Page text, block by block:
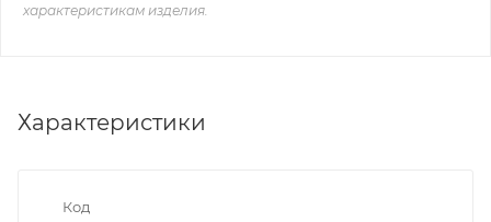
характеристикам изделия.
Характеристики
Код